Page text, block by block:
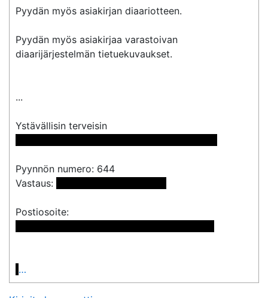
Pyydän myös asiakirjan diaariotteen.
Pyydän myös asiakirjaa varastoivan
diaarijärjestelmän tietuekuvaukset.
...
Pyynnön numero: 644
Vastaus:
…